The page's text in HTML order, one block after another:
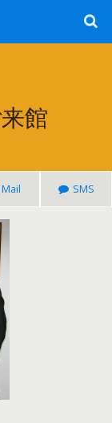
館
Mail SMS